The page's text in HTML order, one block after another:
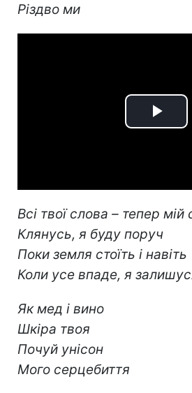
Різдво ми
Play
Всі твої слова – тепер мій
Клянусь, я буду поруч
Поки земля стоїть і навіть
Коли усе впаде, я
Як мед і вино
Шкіра твоя
Почуй унісон
Мого серцебиття